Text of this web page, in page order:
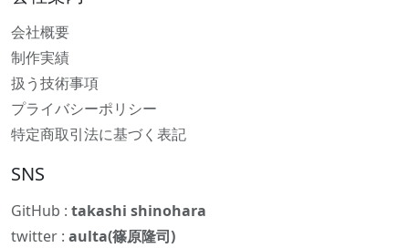
会社概要
制作実績
扱う技術事項
プライバシーポリシー
特定商取引法に基づく表記
SNS
GitHub : takashi shinohara
twitter : aulta(篠原隆司)